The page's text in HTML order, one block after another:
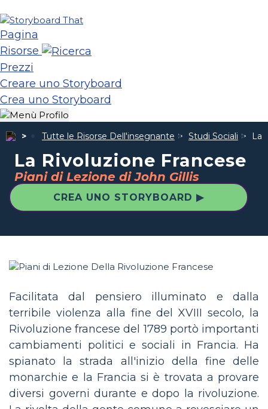
Pagina
Risorse
Prezzi
Creare uno Storyboard
Crea uno Storyboard
Tutte le Risorse Dell'insegnante Studi Sociali La
La Rivoluzione Francese
Piani di Lezione di John Gillis
CREA UNO STORYBOARD ▶
Facilitata dal pensiero illuminato e dalla
terribile violenza alla fine del XVIII secolo, la
Rivoluzione francese del 1789 portò importanti
cambiamenti politici e sociali in Francia. Ha
spianato la strada all'inizio della fine delle
monarchie e la Francia si è trovata a provare
diversi governi durante e dopo la rivoluzione.